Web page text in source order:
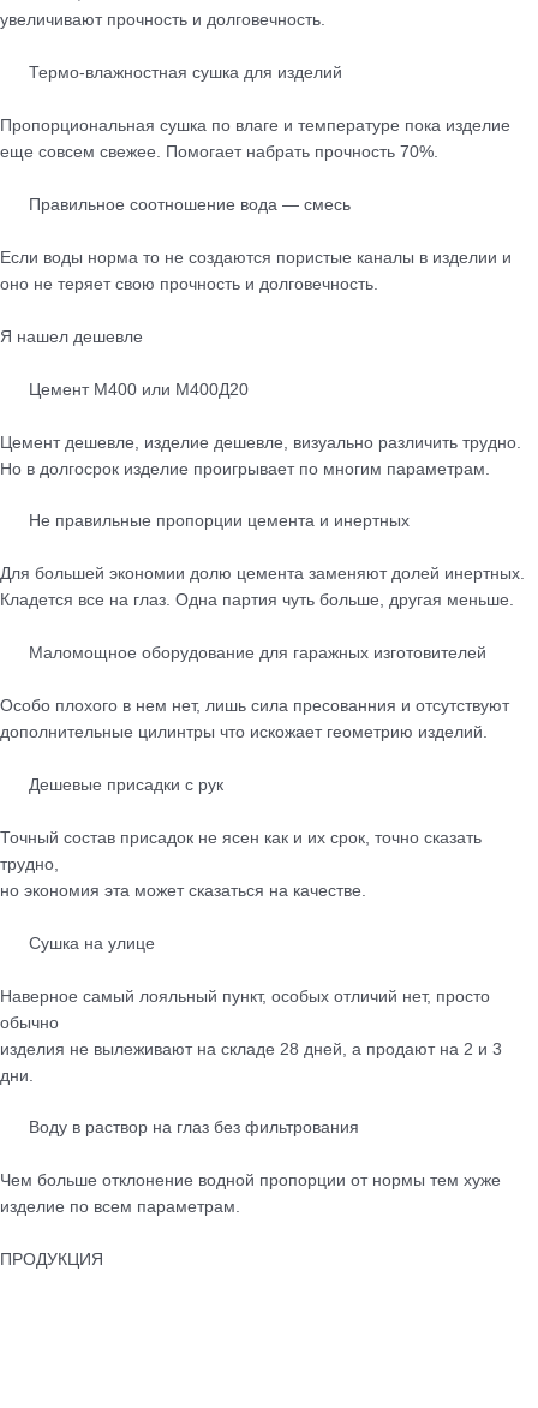
увеличивают прочность и долговечность.
Термо-влажностная сушка для изделий
Пропорциональная сушка по влаге и температуре пока изделие
еще совсем свежее. Помогает набрать прочность 70%.
Правильное соотношение вода — смесь
Если воды норма то не создаются пористые каналы в изделии и
оно не теряет свою прочность и долговечность.
Я нашел дешевле
Цемент М400 или М400Д20
Цемент дешевле, изделие дешевле, визуально различить трудно.
Но в долгосрок изделие проигрывает по многим параметрам.
Не правильные пропорции цемента и инертных
Для большей экономии долю цемента заменяют долей инертных.
Кладется все на глаз. Одна партия чуть больше, другая меньше.
Маломощное оборудование для гаражных изготовителей
Особо плохого в нем нет, лишь сила пресованния и отсутствуют
дополнительные цилинтры что искожает геометрию изделий.
Дешевые присадки с рук
Точный состав присадок не ясен как и их срок, точно сказать
трудно,
но экономия эта может сказаться на качестве.
Сушка на улице
Наверное самый лояльный пункт, особых отличий нет, просто
обычно
изделия не вылеживают на складе 28 дней, а продают на 2 и 3
дни.
Воду в раствор на глаз без фильтрования
Чем больше отклонение водной пропорции от нормы тем хуже
изделие по всем параметрам.
ПРОДУКЦИЯ